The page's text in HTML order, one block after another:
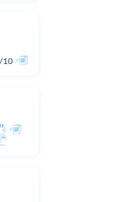
10